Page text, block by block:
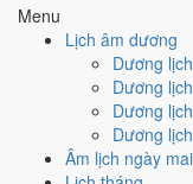
Menu
Lịch âm dương
Dương
Dương
Dương
Dương
Âm lịch ngày mai
(Quý)
Địa Chi
ThổDương ·
Con Mùi
Mộc · Dương
Liễu Mộc
Thái Tuế
Thổ Mùi (chính
cung)